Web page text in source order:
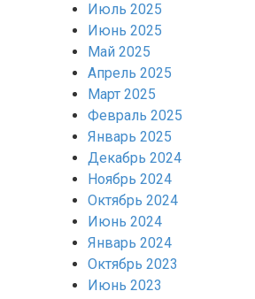
Июль 2025
Июнь 2025
Май 2025
Апрель 2025
Март 2025
Февраль 2025
Январь 2025
Декабрь 2024
Ноябрь 2024
Октябрь 2024
Июнь 2024
Январь 2024
Октябрь 2023
Июнь 2023